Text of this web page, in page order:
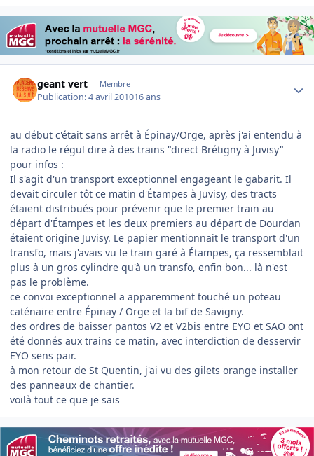
geant vert Membre
Publication:4 avril 201016 ans
au début c'était sans arrêt à Épinay/Orge, après j'ai entendu à
la radio le régul dire à des trains "direct Brétigny à Juvisy"
pour infos :
Il s'agit d'un transport exceptionnel engageant le gabarit. Il
devait circuler tôt ce matin d'Étampes à Juvisy, des tracts
étaient distribués pour prévenir que le premier train au
départ d'Étampes et les deux premiers au départ de Dourdan
étaient origine Juvisy. Le papier mentionnait le transport d'un
transfo, mais j'avais vu le train garé à Étampes, ça ressemblait
plus à un gros cylindre qu'à un transfo, enfin bon... là n'est
pas le problème.
ce convoi exceptionnel a apparemment touché un poteau
caténaire entre Épinay / Orge et la bif de Savigny.
des ordres de baisser pantos V2 et V2bis entre EYO et SAO ont
été donnés aux trains ce matin, avec interdiction de desservir
EYO sens pair.
à mon retour de St Quentin, j'ai vu des gilets orange installer
des panneaux de chantier.
voilà tout ce que je sais